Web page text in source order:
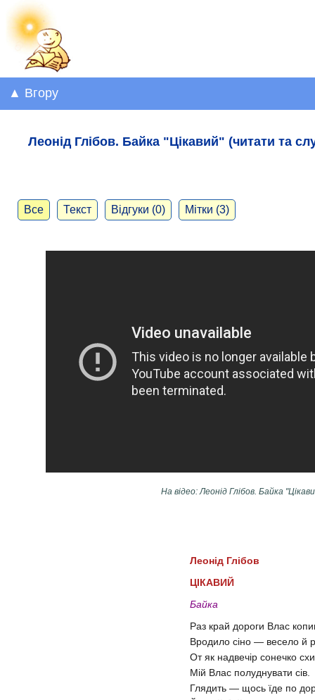
▲ Вгору
Леонід Глібов. Байка "Цікавий" (читати та
Все Текст Відгуки (0) Мітки (3)
На відео: Леонід Глібов. Байка
Леонід Глібов
ЦІКАВИЙ
Байка
Раз край дороги Влас
Вродило сіно — весело й
От як надвечір сонечко
Мій Влас полуднувати сів.
Глядить — щось їде по